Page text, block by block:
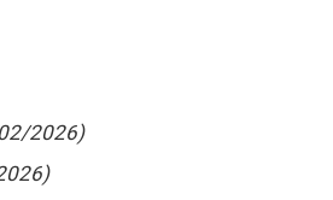
2026)